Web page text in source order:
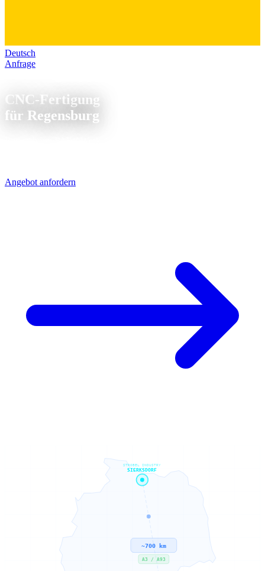
Deutsch
Anfrage
CNC-Fertigung
für Regensburg
Angebot anfordern
SIERKSDORF
STROBEL INDUSTRY
~700 km
A3 / A93